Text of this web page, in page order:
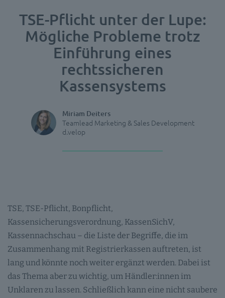
TSE-Pflicht unter der Lupe:
Mögliche Probleme trotz
Einführung eines
rechtssicheren
Kassensystems
Miriam Deiters
Teamlead Marketing & Sales Development
d.velop
TSE, TSE-Pflicht, Bonpflicht,
Kassensicherungsverordnung, KassenSichV,
Kassennachschau – die Liste der Begriffe, die im
Zusammenhang mit Registrierkassen auftreten, ist
lang und könnte noch weiter ergänzt werden. Dabei ist
das Thema aber zu wichtig, um Händler:innen im
Unklaren zu lassen. Schließlich kann eine nicht saubere